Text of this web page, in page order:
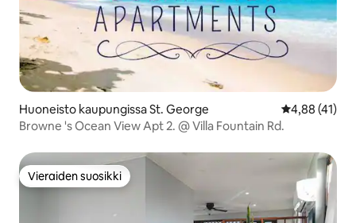
Huoneisto kaupungissa St. George
4,88 (41)
Browne 's Ocean View Apt 2. @ Villa Fountain Rd.
Vieraiden suosikki
Vieraiden suosikki